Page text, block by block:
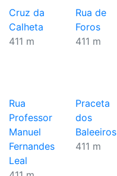
Cruz da
Calheta
411 m
Rua de
Foros
411 m
Rua
Professor
Manuel
Fernandes
Leal
Praceta
dos
Baleeiros
411 m